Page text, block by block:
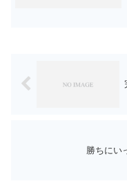
勝ちにい